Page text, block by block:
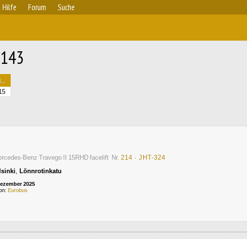
Hilfe Forum Suche
Benz Travego II 15RHD facelift Nr. 214 · JHT-324
, Lönnrotinkatu
2025
Eurobus